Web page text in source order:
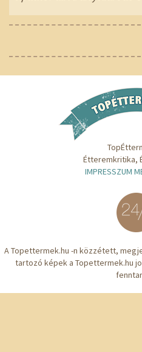
Étteremkritika,
IMPRESSZUM
A Topettermek.hu -n közzétett,
tartozó képek a Topettermek.hu